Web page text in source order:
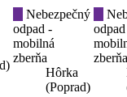
Nebezpečný
odpad -
mobilná
zberňa
Hôrka
(Poprad)
zberňa